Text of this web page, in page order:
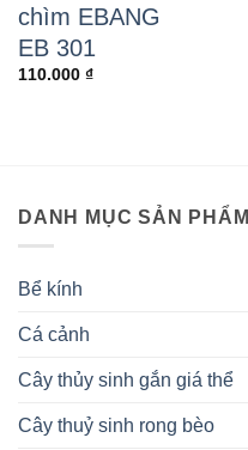
chìm EBANG
EB 301
110.000 ₫
DANH MỤC SẢN PHẨM
Bể kính
Cá cảnh
Cây thủy sinh gắn giá thể
Cây thuỷ sinh rong bèo